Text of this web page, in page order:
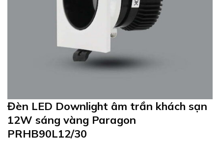
Đèn LED Downlight âm trần khách sạn
12W sáng vàng Paragon
PRHB90L12/30